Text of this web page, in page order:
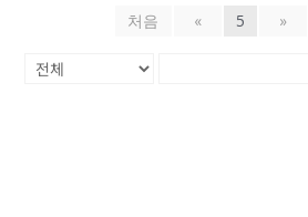
처음 « 5 »